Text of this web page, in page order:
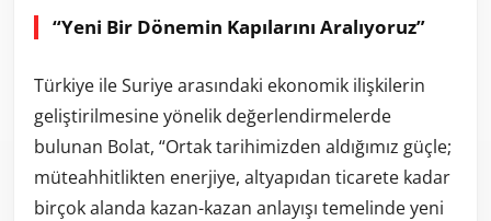
“Yeni Bir Dönemin Kapılarını Aralıyoruz”
Türkiye ile Suriye arasındaki ekonomik ilişkilerin
geliştirilmesine yönelik değerlendirmelerde
bulunan Bolat, “Ortak tarihimizden aldığımız güçle;
müteahhitlikten enerjiye, altyapıdan ticarete kadar
birçok alanda kazan-kazan anlayışı temelinde yeni